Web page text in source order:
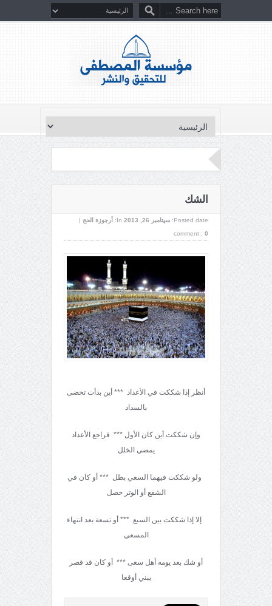
الشك
Posted date: سپتامبر 26, 2013 In: أرجوزة الحج |
comment : 0
أنظر إذا شككت في الأعداد *** أين بدأت تحضى
بالسداد
وإن شككت أين كان الأول *** فراجع الأعداد
يمضي الخلل
ولو شككت فيهما السعي بطل *** أو كان في
الشفع أو الوتر حصل
إلا إذا شككت بين السبع *** أو تسعة بعد انتهاء
المسعي
أو شك بعد يومه أهل سعى *** أو كان قد قصر
يبني أوقعا